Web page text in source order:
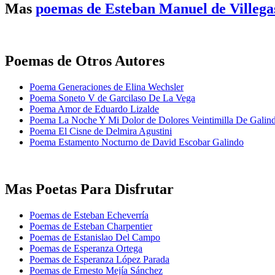
Mas poemas de Esteban Manuel de
Poemas de Otros Autores
Poema Generaciones de Elina Wechsler
Poema Soneto V de Garcilaso De La Vega
Poema Amor de Eduardo Lizalde
Poema La Noche Y Mi Dolor de Dolores Veintimilla De
Poema El Cisne de Delmira Agustini
Poema Estamento Nocturno de David Escobar Galindo
Mas Poetas Para Disfrutar
Poemas de Esteban Echeverría
Poemas de Esteban Charpentier
Poemas de Estanislao Del Campo
Poemas de Esperanza Ortega
Poemas de Esperanza López Parada
Poemas de Ernesto Mejía Sánchez